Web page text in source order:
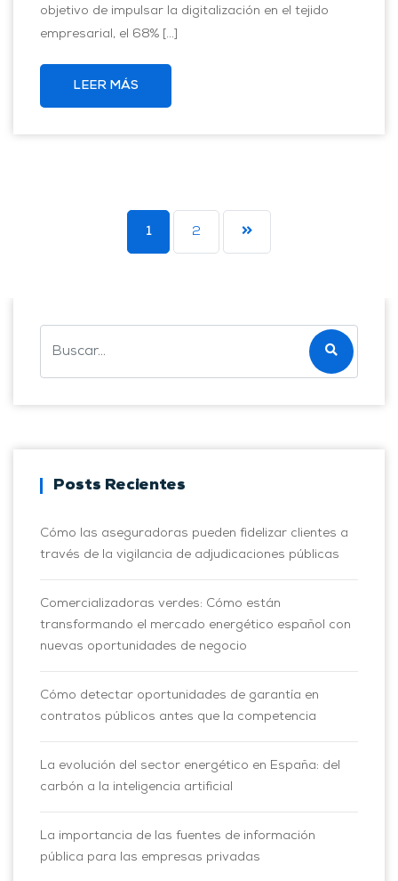
objetivo de impulsar la digitalización en el tejido
empresarial, el 68% […]
LEER MÁS
1 2
Posts Recientes
Cómo las aseguradoras pueden fidelizar clientes a
través de la vigilancia de adjudicaciones públicas
Comercializadoras verdes: Cómo están
transformando el mercado energético español con
nuevas oportunidades de negocio
Cómo detectar oportunidades de garantía en
contratos públicos antes que la competencia
La evolución del sector energético en España: del
carbón a la inteligencia artificial
La importancia de las fuentes de información
pública para las empresas privadas